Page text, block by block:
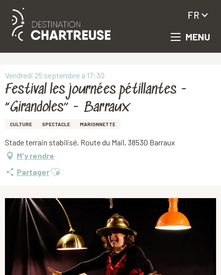
Aller
principal
MENU
FR
Vendredi 25 septembre à 17:30
Festival les journées pétillantes -
“Girandoles” - Barraux
CULTURE SPECTACLE MARIONNETTE
Stade terrain stabilisé, Route du Mail, 38530 Barraux
M'y rendre
PartagerAjouter aux favoris